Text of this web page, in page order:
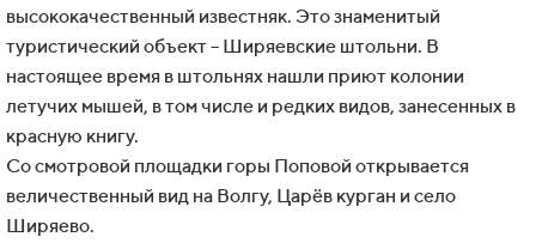
высококачественный известняк. Это знаменитый
туристический объект – Ширяевские штольни. В
настоящее время в штольнях нашли приют колонии
летучих мышей, в том числе и редких видов, занесенных в
красную книгу.
Со смотровой площадки горы Поповой открывается
величественный вид на Волгу, Царёв курган и село
Ширяево.